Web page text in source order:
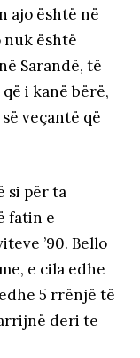
ajo është në
nuk është
Sarandë, të
i kanë bërë,
veçantë që
si për ta
fatin e
’90. Bello
e cila edhe
5 rrënjë të
deri te